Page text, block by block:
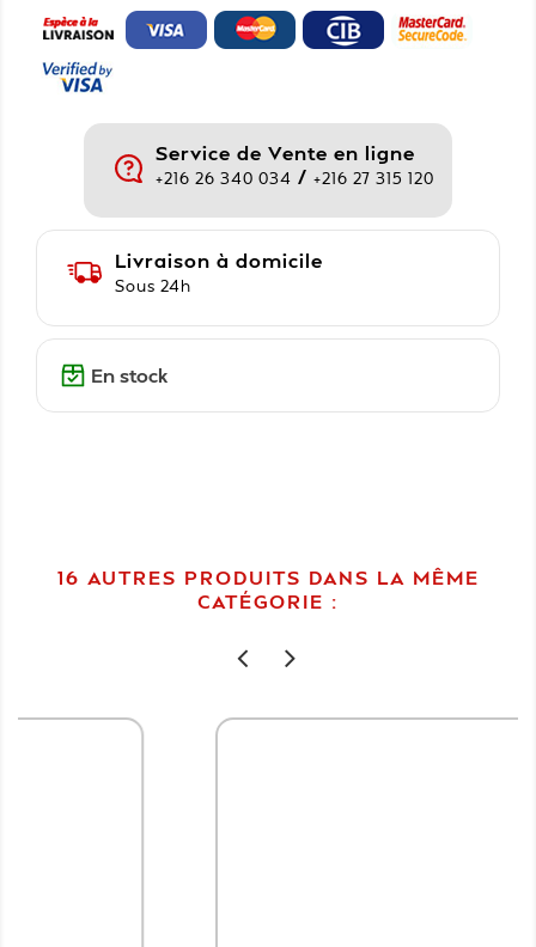
Service de Vente en ligne
+216 26 340 034 / +216 27 315 120
Livraison à domicile
Sous 24h
En stock
16 AUTRES PRODUITS DANS LA MÊME
CATÉGORIE :